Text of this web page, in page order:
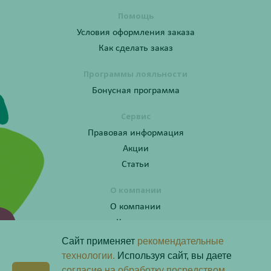
Помощь
Условия оформления заказа
Как сделать заказ
Программы лояльности
Бонусная программа
Сервис
Правовая информация
Акции
Статьи
О компании
О компании
Контакты
Получите консультацию по телефону:
Сайт применяет рекомендательные
технологии. Используя сайт, вы даете